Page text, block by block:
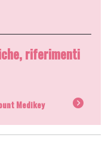
riferimenti
Medikey